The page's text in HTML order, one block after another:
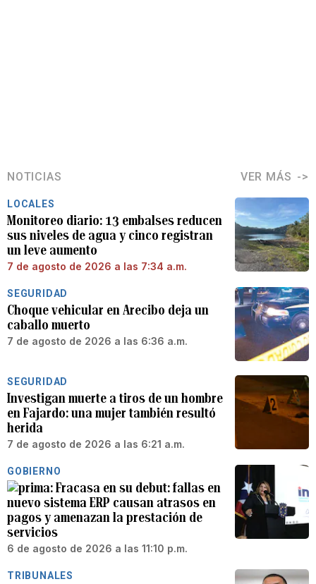
NOTICIAS VER MÁS
LOCALES
Monitoreo diario: 13 embalses reducen
sus niveles de agua y cinco registran
un leve aumento
7 de agosto de 2026 a las 7:34 a.m.
SEGURIDAD
Choque vehicular en Arecibo deja un
caballo muerto
7 de agosto de 2026 a las 6:36 a.m.
SEGURIDAD
Investigan muerte a tiros de un hombre
en Fajardo: una mujer también resultó
herida
7 de agosto de 2026 a las 6:21 a.m.
GOBIERNO
Fracasa en su debut: fallas en
nuevo sistema ERP causan atrasos en
pagos y amenazan la prestación de
servicios
6 de agosto de 2026 a las 11:10 p.m.
TRIBUNALES